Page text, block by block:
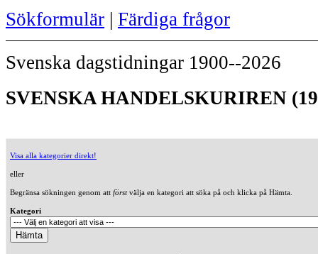
Sökformulär | Färdiga frågor
Svenska dagstidningar 1900--2026
SVENSKA HANDELSKURIREN
Visa alla kategorier direkt!
eller
Begränsa sökningen genom att förstvälja en kategori att söka på och klicka på Hämta.
Kategori